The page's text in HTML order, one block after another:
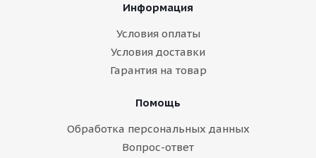
Информация
Условия оплаты
Условия доставки
Гарантия на товар
Помощь
Обработка персональных данных
Вопрос-ответ